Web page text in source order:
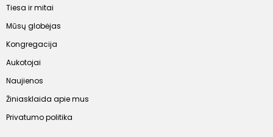
Tiesa ir mitai
Mūsų globėjas
Kongregacija
Aukotojai
Naujienos
Žiniasklaida apie mus
Privatumo politika